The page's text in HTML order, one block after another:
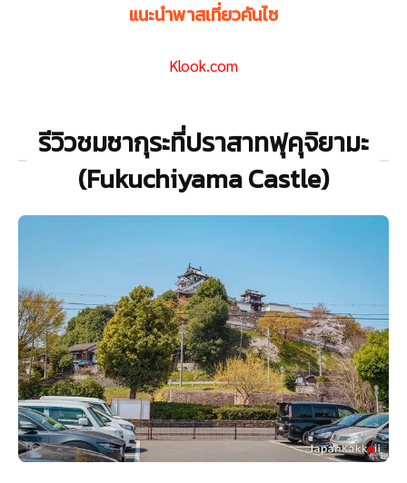
แนะนำพาสเที่ยวคันไซ
Klook.com
รีวิวชมซากุระที่ปราสาทฟุคุจิยามะ
(Fukuchiyama Castle)